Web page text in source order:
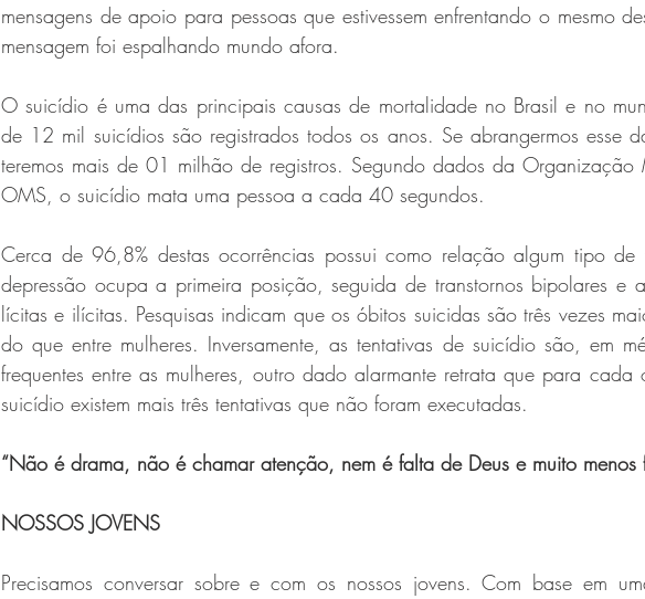
mensagens de apoio para pessoas que estivessem enfrentando o mesmo
mensagem foi espalhando mundo afora.
O suicídio é uma das principais causas de mortalidade no Brasil e no
de 12 mil suicídios são registrados todos os anos. Se abrangermos esse
teremos mais de 01 milhão de registros. Segundo dados da
OMS, o suicídio mata uma pessoa a cada 40 segundos.
Cerca de 96,8% destas ocorrências possui como relação algum tipo de
depressão ocupa a primeira posição, seguida de transtornos bipolares e
lícitas e ilícitas. Pesquisas indicam que os óbitos suicidas são três vezes
do que entre mulheres. Inversamente, as tentativas de suicídio são, em
frequentes entre as mulheres, outro dado alarmante retrata que para cada
suicídio existem mais três tentativas que não foram executadas.
“Não é drama, não é chamar atenção, nem é falta de Deus e muito menos
NOSSOS JOVENS
Precisamos conversar sobre e com os nossos jovens. Com base em